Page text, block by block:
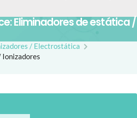
Eliminadores de estática /
/ Electrostática
Ionizadores